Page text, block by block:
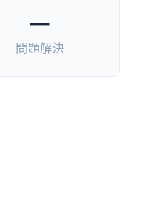
—
問題解決